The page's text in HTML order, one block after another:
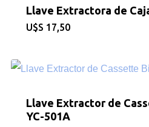
Llave Extractora de
$ 17,50
Llave Extractor de
YC-501A